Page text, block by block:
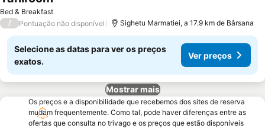
Bed & Breakfast
/ Pontuação não disponível Sighetu Marmatiei, a 17.9 km de Bârsana
Selecione as datas para ver os preços
exatos.
Ver preços
Mostrar mais
Os preços e a disponibilidade que recebemos dos sites de reserva
mudam frequentemente. Como tal, pode haver diferenças entre as
ofertas que consulta no trivago e os preços que estão disponíveis